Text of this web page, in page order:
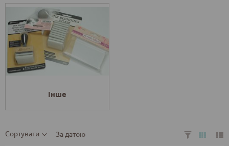
Інше
Сортувати За датою